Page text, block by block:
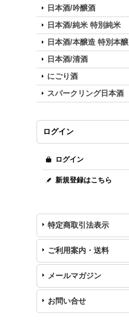
日本酒/吟醸酒
日本酒/純米 特別純米
日本酒/本醸造 特別本醸
日本酒/清酒
にごり酒
スパークリング日本酒
ログイン
ログイン
新規登録はこちら
特定商取引法表示
ご利用案内・送料
メールマガジン
お問い合せ